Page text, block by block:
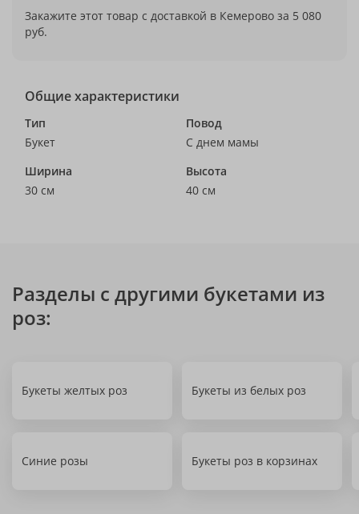
Закажите этот товар с доставкой в Кемерово за 5 080
руб.
Общие характеристики
Тип
Букет
Повод
С днем мамы
Ширина
30 см
Высота
40 см
Разделы с другими букетами из
роз:
Букеты желтых роз Букеты из белых роз
Синие розы Букеты роз в корзинах